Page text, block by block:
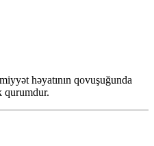
həyatının qovuşuğunda
qurumdur.